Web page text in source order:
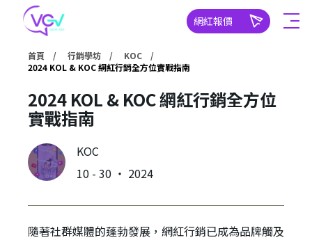
網紅報價
首頁 行銷學坊
KOC
2024 KOL & KOC 網紅行銷全方位實戰指南
2024 KOL & KOC 網紅行銷全方位
實戰指南
KOC
10 - 30 ‧ 2024
隨著社群媒體的蓬勃發展，網紅行銷已成為品牌觸及